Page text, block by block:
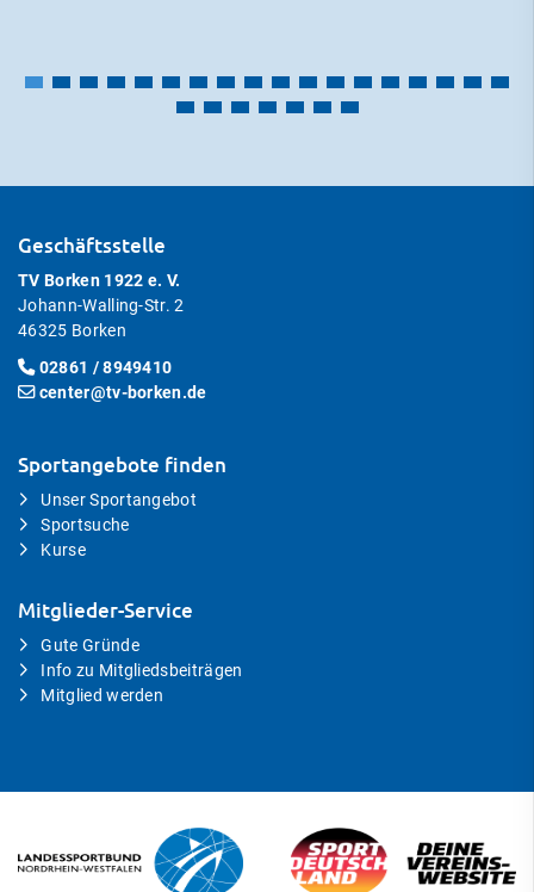
Geschäftsstelle
TV Borken 1922 e. V.
Johann-Walling-Str. 2
46325 Borken
02861 / 8949410
center@tv-borken.de
Sportangebote finden
Unser Sportangebot
Sportsuche
Kurse
Mitglieder-Service
Gute Gründe
Info zu Mitgliedsbeiträgen
Mitglied werden